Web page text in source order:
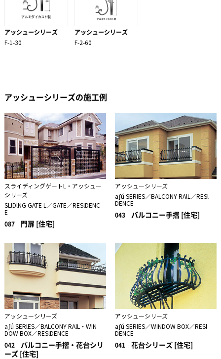
アッシューシリーズ
F-1-30
アッシューシリーズ
F-2-60
アッシューシリーズの施工例
スライディングゲートL・アッシュー
シリーズ
SLlDlNG GATE L／GATE／RESlDENC
E
087 門扉 [住宅]
アッシューシリーズ
aʃú SERlES／BALCONY RAlL／RESl
DENCE
043 バルコニー手摺 [住宅]
アッシューシリーズ
aʃú SERlES／BALCONY RAlL・WIN
DOW BOX／RESlDENCE
042
バルコニー手摺・花台シリ
ーズ [住宅]
アッシューシリーズ
aʃú SERlES／WINDOW BOX／RESl
DENCE
041 花台シリーズ [住宅]